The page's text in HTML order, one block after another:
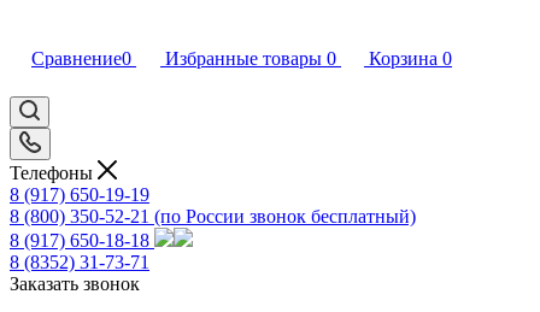
Сравнение0 Избранные товары 0 Корзина 0
Телефоны
8 (917) 650-19-19
8 (800) 350-52-21 (по России звонок бесплатный)
8 (917) 650-18-18
8 (8352) 31-73-71
Заказать звонок